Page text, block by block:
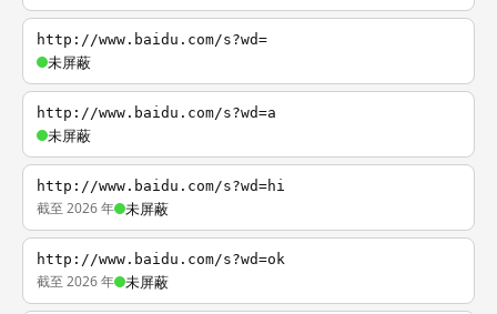
http://www.baidu.com/s?wd=
未屏蔽
http://www.baidu.com/s?wd=a
未屏蔽
http://www.baidu.com/s?wd=hi
截至 2026 年 未屏蔽
http://www.baidu.com/s?wd=ok
截至 2026 年 未屏蔽